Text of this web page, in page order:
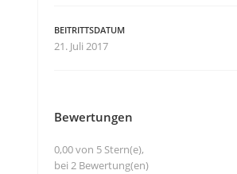
BEITRITTSDATUM
21. Juli 2017
Bewertungen
0,00 von 5 Stern(e),
bei 2 Bewertung(en)